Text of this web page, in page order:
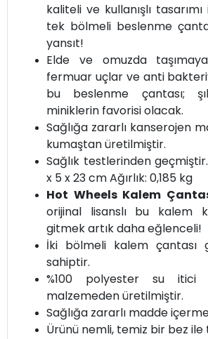
kaliteli ve kullanışlı
tek bölmeli beslenme
yansıt!
Elde ve omuzda
fermuar uçlar ve anti
bu beslenme çantası;
miniklerin favorisi olacak.
Sağlığa zararlı kanserojen
kumaştan üretilmiştir.
Sağlık testlerinden
x 5 x 23 cm Ağırlık: 0,185 kg
Hot Wheels Kalem
orijinal lisanslı bu kalem
gitmek artık daha eğlenceli!
İki bölmeli kalem çantası
sahiptir.
%100 polyester su itici
malzemeden üretilmiştir.
Sağlığa zararlı madde
Ürünü nemli, temiz bir bez ile